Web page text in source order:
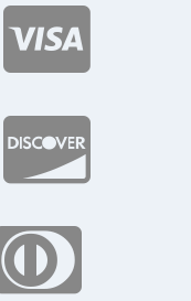


